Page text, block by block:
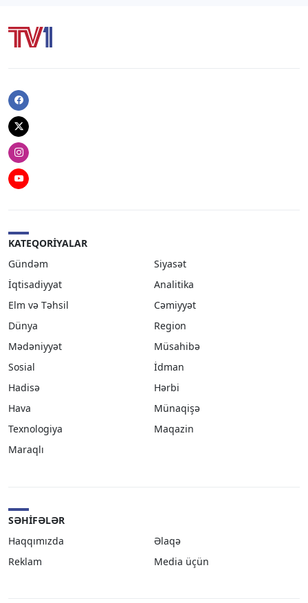
Facebook
Twitter
Instagram
Youtube
KATEQORIYALAR
Gündəm
Siyasət
İqtisadiyyat
Analitika
Elm və Təhsil
Cəmiyyət
Dünya
Region
Mədəniyyət
Müsahibə
Sosial
İdman
Hadisə
Hərbi
Hava
Münaqişə
Texnologiya
Maqazin
Maraqlı
SƏHIFƏLƏR
Haqqımızda
Əlaqə
Reklam
Media üçün